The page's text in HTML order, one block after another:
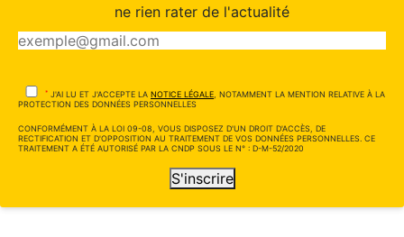
ne rien rater de l'actualité
* J'AI LU ET J'ACCEPTE LA NOTICE LÉGALE , NOTAMMENT LA MENTION RELATIVE À LA
PROTECTION DES DONNÉES PERSONNELLES
CONFORMÉMENT À LA LOI 09-08, VOUS DISPOSEZ D'UN DROIT D'ACCÈS, DE
RECTIFICATION ET D'OPPOSITION AU TRAITEMENT DE VOS DONNÉES PERSONNELLES. CE
TRAITEMENT A ÉTÉ AUTORISÉ PAR LA CNDP SOUS LE N° : D-M-52/2020
S'inscrire